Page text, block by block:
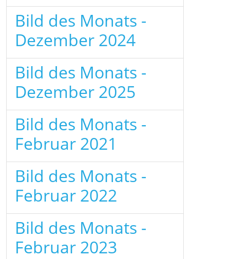
Bild des Monats -
Dezember 2024
Bild des Monats -
Dezember 2025
Bild des Monats -
Februar 2021
Bild des Monats -
Februar 2022
Bild des Monats -
Februar 2023